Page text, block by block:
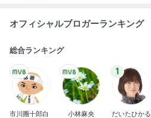
オフィシャルブロガーランキング
総合ランキング
市川團十郎白
小林麻央
1
だいたひかる